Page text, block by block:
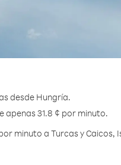
desde Hungría.
apenas 31.8 ¢ por minuto.
minuto a Turcas y Caicos,